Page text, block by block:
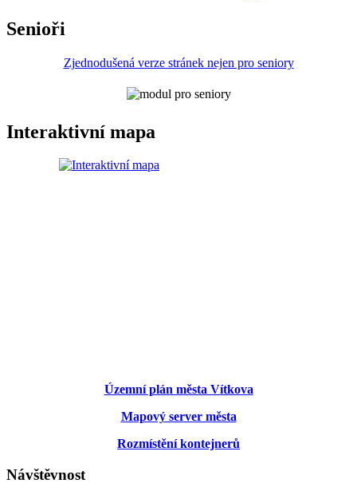
Senioři
Zjednodušená verze stránek nejen pro seniory
Interaktivní mapa
Územní plán města Vítkova
Mapový server města
Rozmístění kontejnerů
Návštěvnost